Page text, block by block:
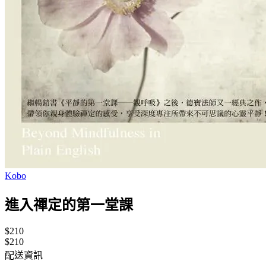
Kobo
進入禪定的第一堂課
$210
$210
配送資訊